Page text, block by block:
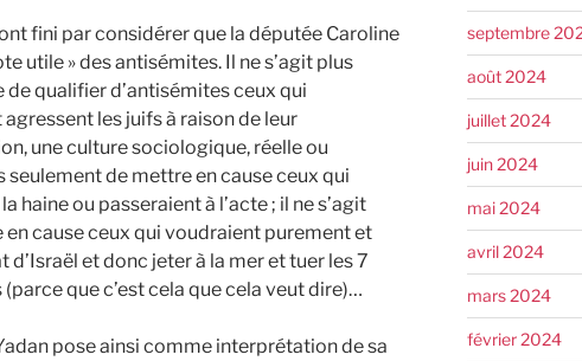
fini par considérer que la députée Caroline
utile » des antisémites. Il ne s’agit plus
qualifier d’antisémites ceux qui
les juifs à raison de leur
une culture sociologique, réelle ou
seulement de mettre en cause ceux qui
haine ou passeraient à l’acte ; il ne s’agit
cause ceux qui voudraient purement et
et donc jeter à la mer et tuer les 7
que c’est cela que cela veut dire)…
pose ainsi comme interprétation de sa
septembre
août 2024
juillet 2024
juin 2024
mai 2024
avril 2024
mars 2024
février 2024